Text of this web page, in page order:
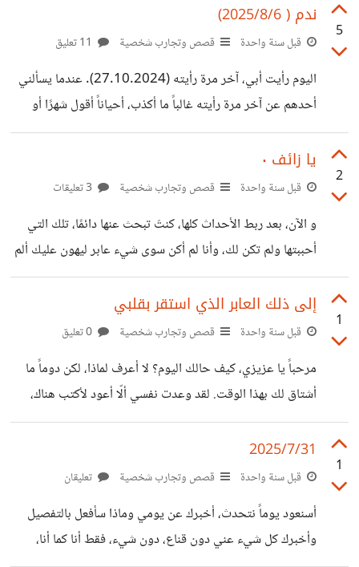
أنا سعيدة، لكن في الحقيقة تأتي لحظات وأتذكرك فأبكي. بالأمس
أنني أبكي على الفيلم، لكنه أنت من بكيت عليه. أنا لم أكن هكذا
أبدًا، لم أبكِ في حياتي أبدًا على شخص، ولم أتخيل أن
5
ندم ( 2025/8/6)
قبل سنة واحدة قصص وتجارب شخصية
اليوم رأيت أبي، آخر مرة رأيته (27.10.2024). عندما يسألني
أحدهم عن آخر مرة رأيته غالباً ما أكذب، أحياناً أقول شهرًا أو
شهرين، لأنه لا سبب لعدم مجيئه. يقول إنه يعمل وليس لديه
وقت، لكنني أعتقد أن أسبوعاً من وقته لا يأخذ الكثير، هذا
الأسبوع الذي قد يقضيه يستمتع بوقته أو يحضر إحدى تلك
كان سلامي له جافاً دون عناق. أنا في المواقف الصعبة غالباً ما
أضحك، لا أعرف، أحياناً
2
يا زائف ٠
قبل سنة واحدة قصص وتجارب شخصية
و الآن، بعد ربط الأحداث كلها، كنتَ تبحث عنها دائمًا، تلك التي
أحببتها ولم تكن لك، وأنا لم أكن سوى شيء عابر ليهون عليك ألم
فراق محبوبتك. كل شيء كان كذبًا، وأنا كنت ألوم نفسي وأدّعي
أحببتها كثيرًا؟ هل تعيش ما أعيش؟ ربما الآن أشعر ببعض العدالة،
على الأقل أنت ذقتَ سمّك الذي نشرته عليّ بنفسك. كل ذلك كان
كذبًا، كنتَ دومًا تبحث عنها: ملامحها، صوتها، كلماتها، هل هي
1
إلى ذلك العابر الذي استقر بقلبي
قبل سنة واحدة قصص وتجارب شخصية
مرحباً يا عزيزي، كيف حالك اليوم؟ لا أعرف لماذا، لكن دوماً ما
أشتاق لك بهذا الوقت. لقد وعدت نفسي ألّا أعود لأكتب هناك،
ولكنني عدت. أصبحت الكتابة هي حلقة وصلي الوحيدة لك. أنا
بخير اليوم، لقد اشتريت بعض الكتب من المكتبة. المرة الأخيرة
سألتني ماذا أقرأ، قلت لك: لا أقرأ شيئاً، لكنني كنت أقرأ كتاباً ما.
أنا لا أعلم لماذا عندما نتحدث لا أستطيع ترتيب جملة بوضوح،
وربما كانت إجابتي بلا على شيء ما. أردت أن أعتذر منك، أرجو
المعذرة.
1
2025/7/31
قبل سنة واحدة قصص وتجارب شخصية تعليقان
أسنعود يوماً نتحدث، أخبرك عن يومي وماذا سأفعل بالتفصيل
وأخبرك كل شيء عني دون قناع، دون شيء، فقط أنا كما أنا،